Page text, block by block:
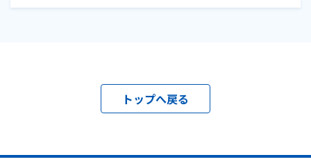
トップへ戻る